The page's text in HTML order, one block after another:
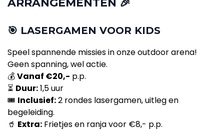
ARRANGEMENTEN 🎉
🎯 LASERGAMEN VOOR KIDS
Speel spannende missies in onze outdoor arena!
Geen spanning, wel actie.
💰Vanaf €20,- p.p.
⏳ Duur:1,5 uur
🎟 Inclusief:2 rondes lasergamen, uitleg en
begeleiding.
🥤 Extra: Frietjes en ranja voor €8,- p.p.